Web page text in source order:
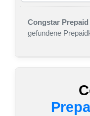
Congstar Prepaid
gefundene